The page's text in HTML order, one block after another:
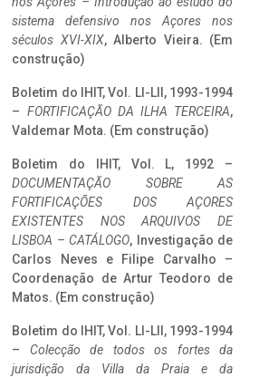
sistema defensivo nos Açores nos
séculos XVI-XIX, Alberto Vieira. (Em
construção)
Boletim do IHIT, Vol. LI-LII, 1993-1994
– FORTIFICAÇÃO DA ILHA TERCEIRA,
Valdemar Mota. (Em construção)
Boletim do IHIT, Vol. L, 1992 –
DOCUMENTAÇÃO SOBRE AS
FORTIFICAÇÕES DOS AÇORES
EXISTENTES NOS ARQUIVOS DE
LISBOA – CATÁLOGO, Investigação de
Carlos Neves e Filipe Carvalho –
Coordenação de Artur Teodoro de
Matos. (Em construção)
Boletim do IHIT, Vol. LI-LII, 1993-1994
– Colecção de todos os fortes da
jurisdição da Villa da Praia e da